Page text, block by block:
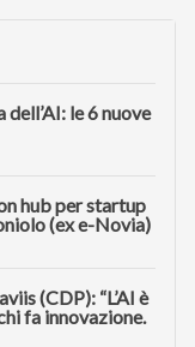
dell’AI: le 6 nuove
hub per startup
(ex e-Novia)
(CDP): “L’AI è
fa innovazione.